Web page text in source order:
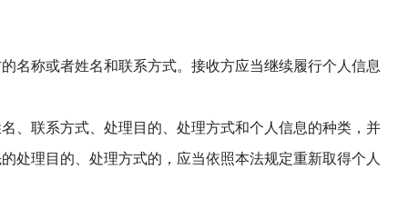
名称或者姓名和联系方式。接收方应当继续履行个人信息
、联系方式、处理目的、处理方式和个人信息的种类，并
处理目的、处理方式的，应当依照本法规定重新取得个人